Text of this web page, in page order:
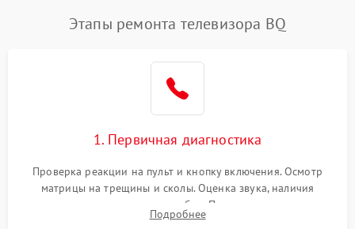
Этапы ремонта телевизора BQ
1. Первичная диагностика
Проверка реакции на пульт и кнопку включения. Осмотр
матрицы на трещины и сколы. Оценка звука, наличия
подсветки и индикаторов ошибок. Подключение тестовых
источников сигнала для выявления симптомов поломки.
Подробнее